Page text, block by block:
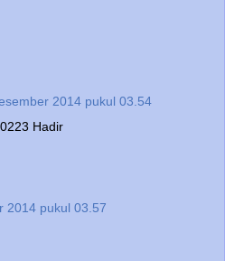
2014 pukul 03.54
Hadir
2014 pukul 03.57